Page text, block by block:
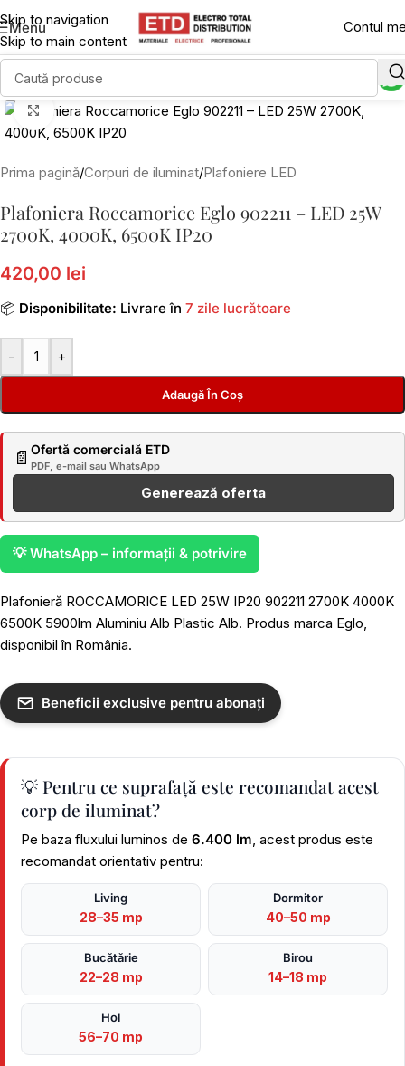
Skip to navigation
Skip to main content
Menu Contul
Click to enlarge
Prima pagină/Corpuri de iluminat/Plafoniere LED
Plafoniera Roccamorice Eglo 902211 – LED 25W
2700K, 4000K, 6500K IP20
420,00 lei
📦 Disponibilitate: Livrare în 7 zile lucrătoare
- +
Adaugă În Coș
📄 Ofertă comercială ETD
PDF, e-mail sau WhatsApp
Generează oferta
💡 WhatsApp – informații & potrivire
Plafonieră ROCCAMORICE LED 25W IP20 902211 2700K 4000K
6500K 5900lm Aluminiu Alb Plastic Alb. Produs marca Eglo,
disponibil în România.
Beneficii exclusive pentru abonați
💡 Pentru ce suprafață este recomandat acest
corp de iluminat?
Pe baza fluxului luminos de 6.400 lm, acest produs este
recomandat orientativ pentru:
Living
28–35 mp
Dormitor
40–50 mp
Bucătărie
22–28 mp
Birou
14–18 mp
Hol
56–70 mp